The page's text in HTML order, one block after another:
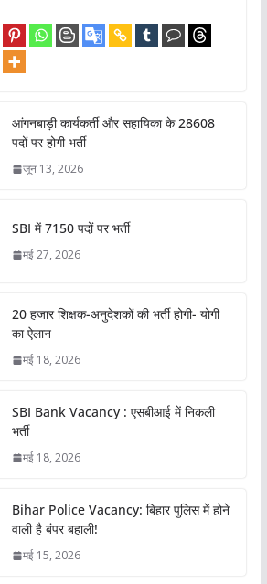
आंगनबाड़ी कार्यकर्ती और सहायिका के 28608
पदों पर होगी भर्ती
जून 13, 2026
SBI में 7150 पदों पर भर्ती
मई 27, 2026
20 हजार शिक्षक-अनुदेशकों की भर्ती होगी- योगी
का ऐलान
मई 18, 2026
SBI Bank Vacancy : एसबीआई में निकली
भर्ती
मई 18, 2026
Bihar Police Vacancy: बिहार पुलिस में होने
वाली है बंपर बहाली!
मई 15, 2026